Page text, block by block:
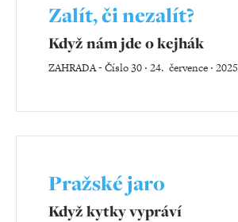
Zalít, či nezalít?
Když nám jde o kejhák
ZAHRADA-Číslo 30 ‧ 24. července ‧ 2025
Pražské jaro
Když kytky vypráví